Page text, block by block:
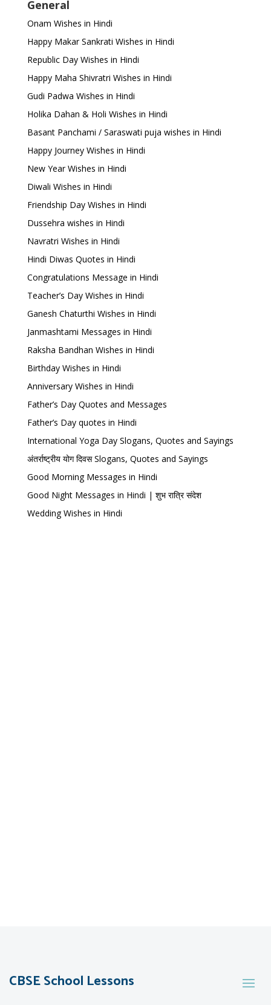
General
Onam Wishes in Hindi
Happy Makar Sankrati Wishes in Hindi
Republic Day Wishes in Hindi
Happy Maha Shivratri Wishes in Hindi
Gudi Padwa Wishes in Hindi
Holika Dahan & Holi Wishes in Hindi
Basant Panchami / Saraswati puja wishes in Hindi
Happy Journey Wishes in Hindi
New Year Wishes in Hindi
Diwali Wishes in Hindi
Friendship Day Wishes in Hindi
Dussehra wishes in Hindi
Navratri Wishes in Hindi
Hindi Diwas Quotes in Hindi
Congratulations Message in Hindi
Teacher’s Day Wishes in Hindi
Ganesh Chaturthi Wishes in Hindi
Janmashtami Messages in Hindi
Raksha Bandhan Wishes in Hindi
Birthday Wishes in Hindi
Anniversary Wishes in Hindi
Father’s Day Quotes and Messages
Father’s Day quotes in Hindi
International Yoga Day Slogans, Quotes and Sayings
अंतर्राष्ट्रीय योग दिवस Slogans, Quotes and Sayings
Good Morning Messages in Hindi
Good Night Messages in Hindi | शुभ रात्रि संदेश
Wedding Wishes in Hindi
CBSE School Lessons